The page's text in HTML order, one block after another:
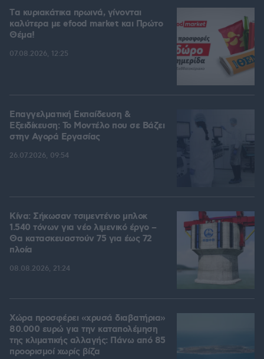
Tα κυριακάτικα πρωινά, γίνονται
καλύτερα με efood market και Πρώτο
Θέμα!
07.08.2026, 12:25
Επαγγελματική Εκπαίδευση &
Εξειδίκευση: Το Mοντέλο που σε Bάζει
στην Aγορά Eργασίας
26.07.2026, 09:54
Κίνα: Σήκωσαν τσιμεντένιο μπλοκ
1.540 τόνων για νέο λιμενικό έργο –
Θα κατασκευαστούν 75 για έως 72
πλοία
08.08.2026, 21:24
Χώρα προσφέρει «χρυσά διαβατήρια»
80.000 ευρώ για την καταπολέμηση
της κλιματικής αλλαγής: Πάνω από 85
προορισμοί χωρίς βίζα